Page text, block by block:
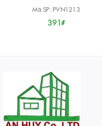
Mã SP: PVN1213
391₫